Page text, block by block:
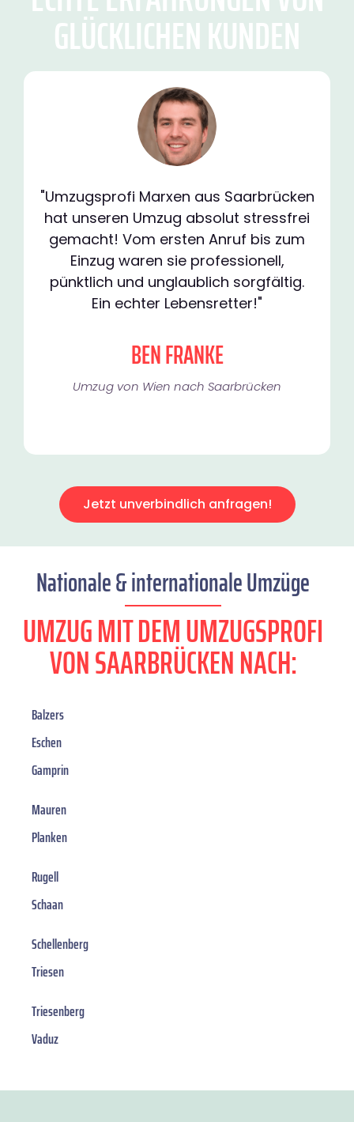
GLÜCKLICHEN KUNDEN
"Umzugsprofi Marxen aus Saarbrücken
hat unseren Umzug absolut stressfrei
gemacht! Vom ersten Anruf bis zum
Einzug waren sie professionell,
pünktlich und unglaublich sorgfältig.
Ein echter Lebensretter!"
BEN FRANKE
Umzug von Wien nach Saarbrücken
Jetzt unverbindlich anfragen!
Nationale & internationale Umzüge
UMZUG MIT DEM UMZUGSPROFI
VON SAARBRÜCKEN NACH:
Balzers
Eschen
Gamprin
Mauren
Planken
Rugell
Schaan
Schellenberg
Triesen
Triesenberg
Vaduz